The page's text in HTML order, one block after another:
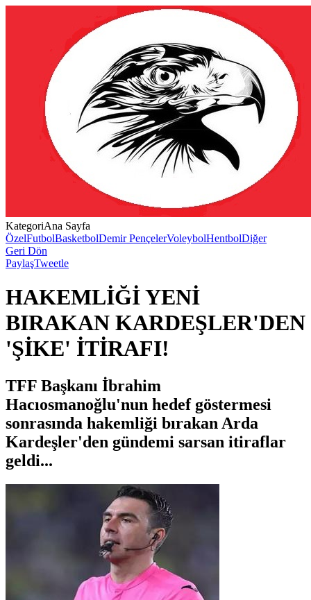
KategoriAna Sayfa
ÖzelFutbolBasketbolDemir PençelerVoleybolHentbolDiğer
Geri Dön
PaylaşTweetle
HAKEMLİĞİ YENİ
BIRAKAN KARDEŞLER'DEN
'ŞİKE' İTİRAFI!
TFF Başkanı İbrahim
Hacıosmanoğlu'nun hedef göstermesi
sonrasında hakemliği bırakan Arda
Kardeşler'den gündemi sarsan itiraflar
geldi...